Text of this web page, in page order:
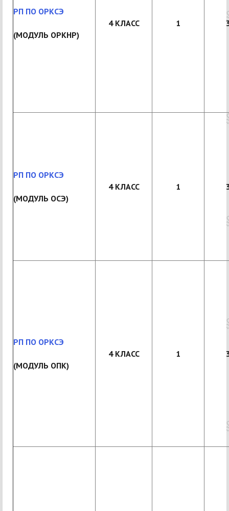
РП ПО ОРКСЭ
(МОДУЛЬ ОРКНР)
4 КЛАСС 1
РП ПО ОРКСЭ
(МОДУЛЬ ОСЭ)
4 КЛАСС 1
РП ПО ОРКСЭ
(МОДУЛЬ ОПК)
4 КЛАСС 1